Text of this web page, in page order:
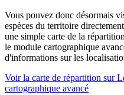
Vous pouvez donc désormais
espèces du territoire
une simple carte de la
le module cartographique
d'informations sur les
Voir la carte de répartition sur
cartographique avancé